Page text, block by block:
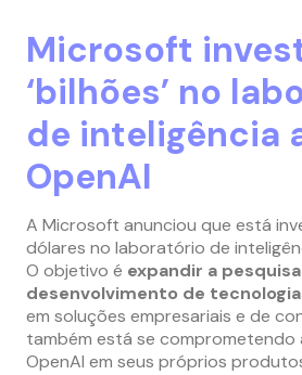
Microsoft
‘bilhões’ no
de inteligência
OpenAI
A Microsoft anunciou que está
dólares no laboratório de
O objetivo é expandir a
desenvolvimento de
em soluções empresariais e de
também está se comprometendo
OpenAI em seus próprios